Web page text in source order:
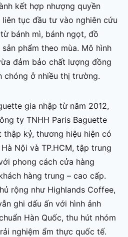
kết hợp nhượng quyền
tục đầu tư vào nghiên cứu
bánh mì, bánh ngọt, đồ
phẩm theo mùa. Mô hình
đảm bảo chất lượng đồng
chóng ở nhiều thị trường.
gia nhập từ năm 2012,
ty TNHH Paris Baguette
thập kỷ, thương hiệu hiện có
Nội và TP.HCM, tập trung
phong cách cửa hàng
hàng trung – cao cấp.
rộng như Highlands Coffee,
ghi dấu ấn với hình ảnh
Hàn Quốc, thu hút nhóm
nghiệm ẩm thực quốc tế.